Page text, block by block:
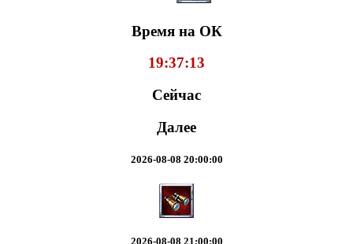
Время на ОК
19:37:13
Сейчас
Далее
2026-08-08 20:00:00
2026-08-08 21:00:00